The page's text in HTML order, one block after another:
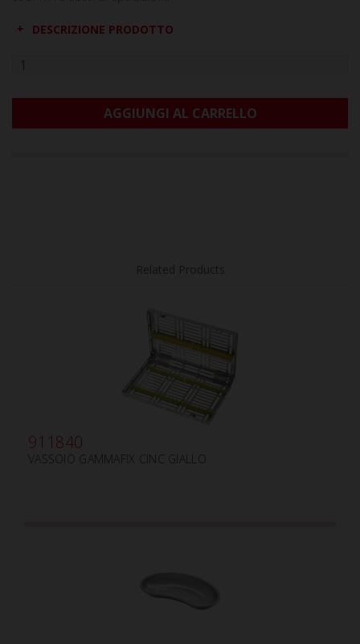
DESCRIZIONE PRODOTTO
AGGIUNGI AL CARRELLO
911840
VASSOIO GAMMAFIX CINC GIALLO